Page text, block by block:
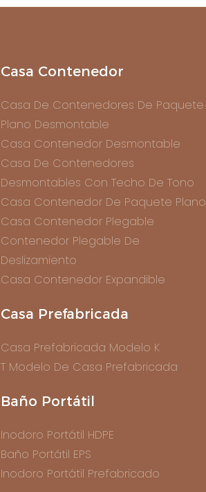
Casa Contenedor
Casa De Contenedores De Paquete
Plano Desmontable
Casa Contenedor Desmontable
Casa De Contenedores
Desmontables Con Techo De Tono
Casa Contenedor De Paquete Plano
Casa Contenedor Plegable
Contenedor Plegable De
Deslizamiento
Casa Contenedor Expandible
Casa Prefabricada
Casa Prefabricada Modelo K
T Modelo De Casa Prefabricada
Baño Portátil
Inodoro Portátil HDPE
Baño Portátil EPS
Inodoro Portátil Prefabricado